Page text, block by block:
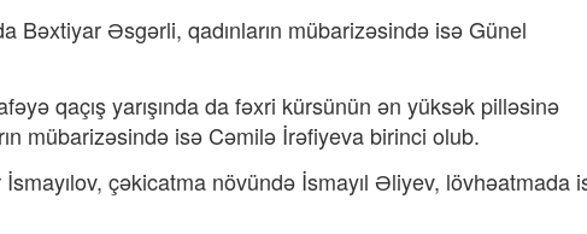
Bəxtiyar Əsgərli, qadınların mübarizəsində isə Günel
qaçış yarışında da fəxri kürsünün ən yüksək pilləsinə
mübarizəsində isə Cəmilə İrəfiyeva birinci olub.
çəkicatma növündə İsmayıl Əliyev, lövhəatmada